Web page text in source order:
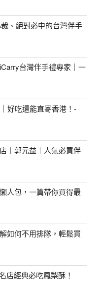
、絕對必中的台灣伴手
台灣伴手禮專家｜一
好吃還能直寄香港！-
｜郭元益｜人氣必買伴
人包，一篇帶你買得最
如何不用排隊，輕鬆買
店經典必吃鳳梨酥！